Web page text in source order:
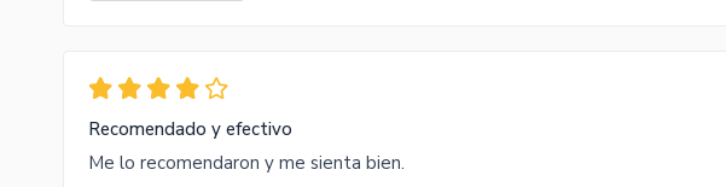
Recomendado y efectivo
Me lo recomendaron y me sienta bien.